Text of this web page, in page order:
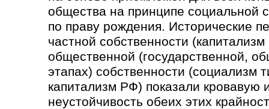
общества на принципе социальной
по праву рождения. Исторические
частной собственности
общественной (государственной,
этапах) собственности (социализм
капитализм РФ) показали кровавую
неустойчивость обеих этих